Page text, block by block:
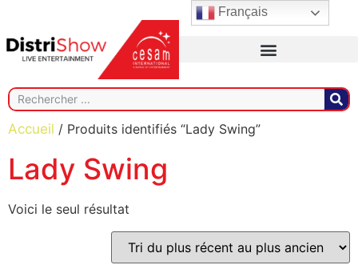
Accueil / Produits identifiés “Lady Swing”
Lady Swing
Voici le seul résultat
Français